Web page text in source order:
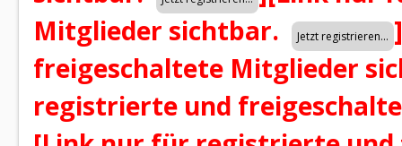
Mitglieder sichtbar.
]
freigeschaltete Mitglieder
registrierte und